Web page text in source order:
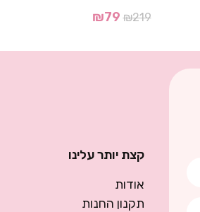
₪219
₪79
קצת יותר עלינו
אודות
תקנון החנות